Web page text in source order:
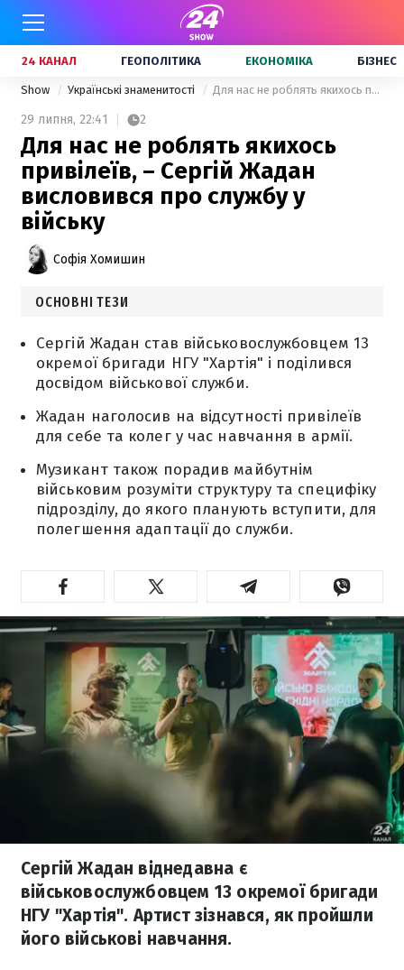
24 КАНАЛ ГЕОПОЛІТИКА ЕКОНОМІКА БІЗНЕС
Show Українські знаменитості Для нас не роблять якихось привілеїв, – Сергій Жадан висловився про службу у війську
29 липня, 22:41 2
Для нас не роблять якихось
привілеїв, – Сергій Жадан
висловився про службу у
війську
Софія Хомишин
ОСНОВНІ ТЕЗИ
Сергій Жадан став військовослужбовцем 13
окремої бригади НГУ "Хартія" і поділився
досвідом військової служби.
Жадан наголосив на відсутності привілеїв
для себе та колег у час навчання в армії.
Музикант також порадив майбутнім
військовим розуміти структуру та специфіку
підрозділу, до якого планують вступити, для
полегшення адаптації до служби.
Сергій Жадан віднедавна є
військовослужбовцем 13 окремої бригади
НГУ "Хартія". Артист зізнався, як пройшли
його військові навчання.